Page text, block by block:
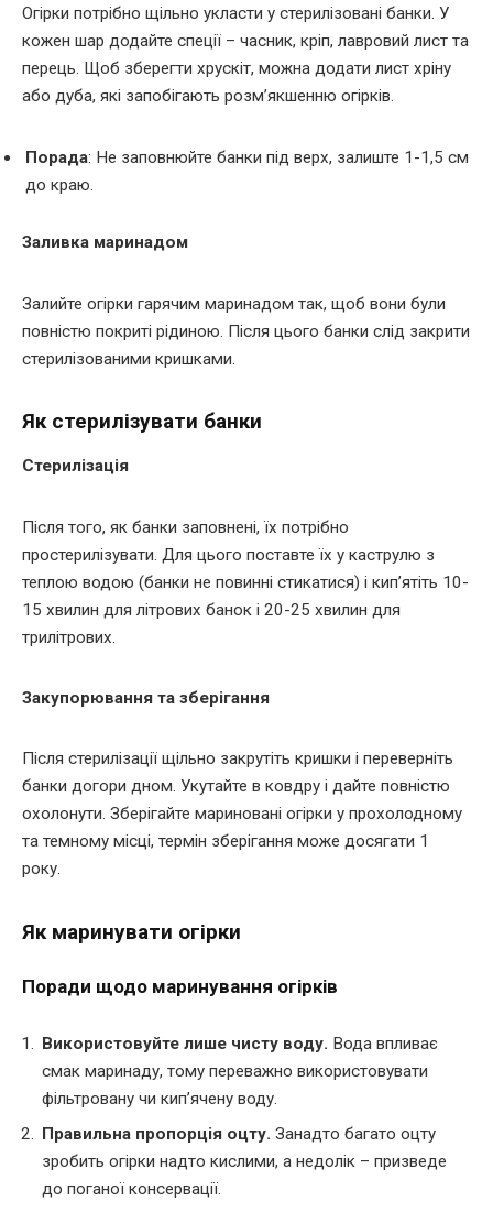
Огірки потрібно щільно укласти у стерилізовані банки. У
кожен шар додайте спеції – часник, кріп, лавровий лист та
перець. Щоб зберегти хрускіт, можна додати лист хріну
або дуба, які запобігають розм’якшенню огірків.
Порада: Не заповнюйте банки під верх, залиште 1-1,5 см
до краю.
Заливка маринадом
Залийте огірки гарячим маринадом так, щоб вони були
повністю покриті рідиною. Після цього банки слід закрити
стерилізованими кришками.
Як стерилізувати банки
Стерилізація
Після того, як банки заповнені, їх потрібно
простерилізувати. Для цього поставте їх у каструлю з
теплою водою (банки не повинні стикатися) і кип’ятіть 10-
15 хвилин для літрових банок і 20-25 хвилин для
трилітрових.
Закупорювання та зберігання
Після стерилізації щільно закрутіть кришки і переверніть
банки догори дном. Укутайте в ковдру і дайте повністю
охолонути. Зберігайте мариновані огірки у прохолодному
та темному місці, термін зберігання може досягати 1
року.
Як маринувати огірки
Поради щодо маринування огірків
Використовуйте лише чисту воду. Вода впливає
смак маринаду, тому переважно використовувати
фільтровану чи кип’ячену воду.
Правильна пропорція оцту. Занадто багато оцту
зробить огірки надто кислими, а недолік – призведе
до поганої консервації.